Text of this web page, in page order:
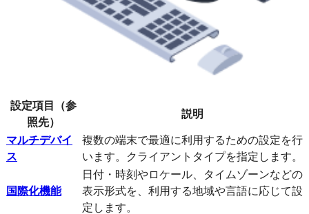
設定項目（参
照先）
説明
マルチデバイ
ス
複数の端末で最適に利用するための設定を行
います。クライアントタイプを指定します。
国際化機能
日付・時刻やロケール、タイムゾーンなどの
表示形式を、利用する地域や言語に応じて設
定します。